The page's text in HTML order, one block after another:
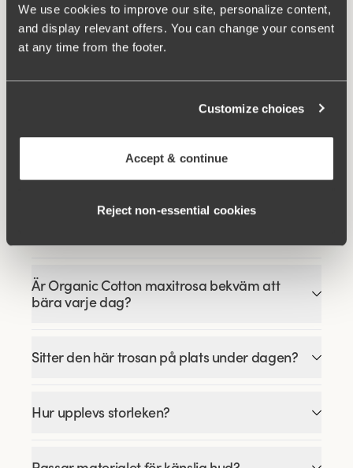
We use cookies to improve our site, personalize content,
and display relevant offers. You can change your consent
at any time from the footer.
Customize choices
Accept & continue
Reject non‑essential cookies
Relaterade produkter
Queen bh
Jacquard & Lace bh
Lovely Jacquard bh
Är Organic Cotton maxitrosa bekväm att
bära varje dag?
Sitter den här trosan på plats under dagen?
Hur upplevs storleken?